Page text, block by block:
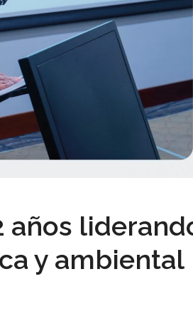
años
y ambiental